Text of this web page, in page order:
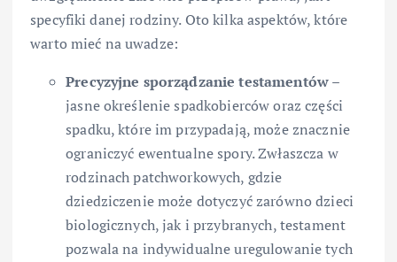
specyfiki danej rodziny. Oto kilka aspektów, które
warto mieć na uwadze:
Precyzyjne sporządzanie testamentów–
jasne określenie spadkobierców oraz części
spadku, które im przypadają, może znacznie
ograniczyć ewentualne spory. Zwłaszcza w
rodzinach patchworkowych, gdzie
dziedziczenie może dotyczyć zarówno dzieci
biologicznych, jak i przybranych, testament
pozwala na indywidualne uregulowanie tych